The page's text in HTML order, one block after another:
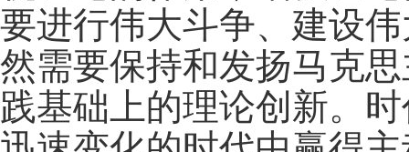
要进行伟大斗争、建设
然需要保持和发扬马克
践基础上的理论创新。